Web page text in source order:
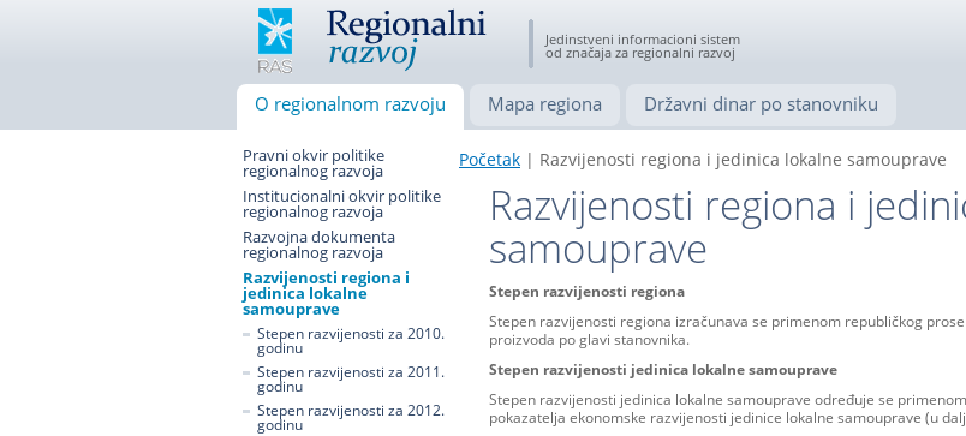
Jedinstveni informacioni sistem
od značaja za regionalni razvoj
O regionalnom razvoju Mapa regiona Državni dinar po stanovniku
Pravni okvir politike
regionalnog razvoja
Institucionalni okvir politike
regionalnog razvoja
Razvojna dokumenta
regionalnog razvoja
Razvijenosti regiona i
jedinica lokalne
samouprave
Stepen razvijenosti za 2010.
godinu
Stepen razvijenosti za 2011.
godinu
Stepen razvijenosti za 2012.
godinu
Početak | Razvijenosti regiona i jedinica lokalne samouprave
Razvijenosti regiona i
samouprave
Stepen razvijenosti regiona
Stepen razvijenosti regiona izračunava se primenom republičkog
proizvoda po glavi stanovnika.
Stepen razvijenosti jedinica lokalne samouprave
Stepen razvijenosti jedinica lokalne samouprave određuje se
pokazatelja ekonomske razvijenosti jedinice lokalne samouprave (u